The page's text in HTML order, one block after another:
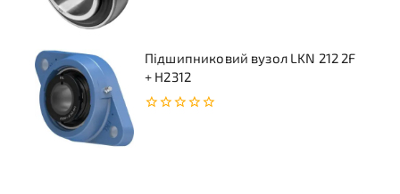
Підшипниковий вузол LKN 212 2F
+ H2312